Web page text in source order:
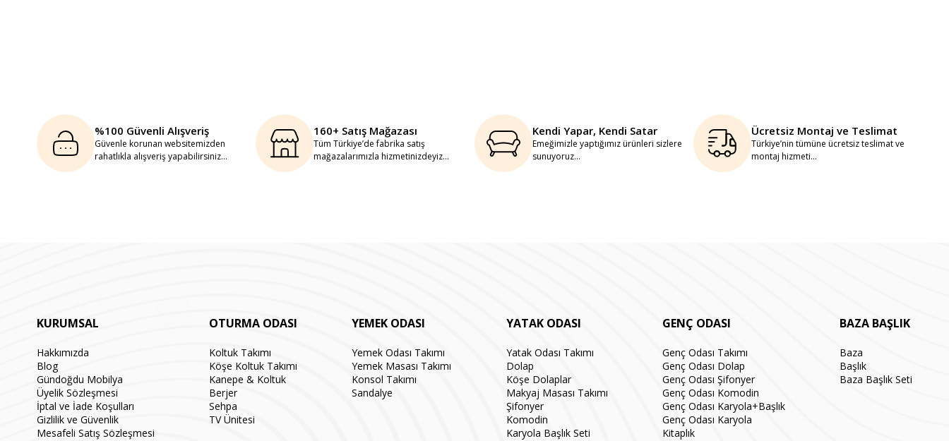
%100 Güvenli Alışveriş
Güvenle korunan websitemizden
rahatlıkla alışveriş yapabilirsiniz...
160+ Satış Mağazası
Tüm Türkiye’de fabrika satış
mağazalarımızla hizmetinizdeyiz...
Kendi Yapar, Kendi Satar
Emeğimizle yaptığımız ürünleri sizlere
sunuyoruz...
Ücretsiz Montaj ve Teslimat
Türkiye’nin tümüne ücretsiz teslimat ve
montaj hizmeti...
KURUMSAL
Hakkımızda
Blog
Gündoğdu Mobilya
Üyelik Sözleşmesi
İptal ve İade Koşulları
Gizlilik ve Güvenlik
Mesafeli Satış Sözleşmesi
OTURMA ODASI
Koltuk Takımı
Köşe Koltuk Takımı
Kanepe & Koltuk
Berjer
Sehpa
TV Ünitesi
YEMEK ODASI
Yemek Odası Takımı
Yemek Masası Takımı
Konsol Takımı
Sandalye
YATAK ODASI
Yatak Odası Takımı
Dolap
Köşe Dolaplar
Makyaj Masası Takımı
Şifonyer
Komodin
Karyola Başlık Seti
GENÇ ODASI
Genç Odası Takımı
Genç Odası Dolap
Genç Odası Şifonyer
Genç Odası Komodin
Genç Odası Karyola+Başlık
Genç Odası Karyola
Kitaplık
BAZA BAŞLIK
Baza
Başlık
Baza Başlık Seti